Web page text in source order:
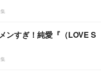
ンすぎ！純愛『（LOVE S